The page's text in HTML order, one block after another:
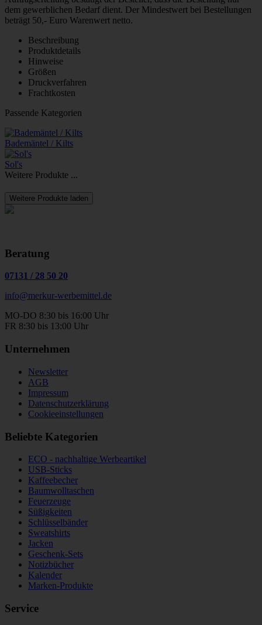
dem gewerblichen Bedarf dient. Der Mindestwert bei Bestellungen
beträgt 50,- Euro Warenwert netto.
Beschreibung
Produktdetails
Hinweise
Größen
Druckverfahren
Frachtkosten
Passende Kategorien
Bademäntel / Kilts
Sol's
Weitere Produkte ...
Weitere Produkte laden
Beratung
07131 / 28 50 20
info@merkur-werbemittel.de
MO-DO 8:30 bis 16:00 Uhr
FR 8:30 bis 13:00 Uhr
Unternehmen
Newsletter
AGB
Impressum
Datenschutzerklärung
Cookieeinstellungen
Beliebte Kategorien
ECO - nachhaltige Werbeartikel
USB-Sticks
Kaffeebecher
Baumwolltaschen
Feuerzeuge
Süßigkeiten
Schlüsselbänder
Sweatshirts
Jacken
Geschenk-Sets
Notizbücher
Kalender
Marken-Produkte
Service